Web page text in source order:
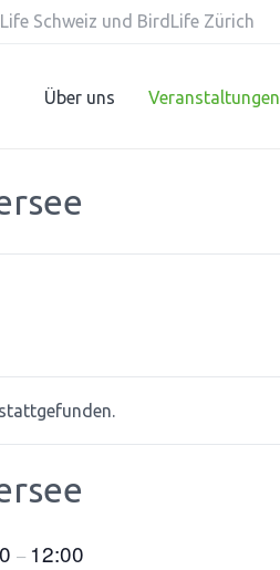
Schweiz und BirdLife Zürich
Über uns Veranstaltungen
– 12:00